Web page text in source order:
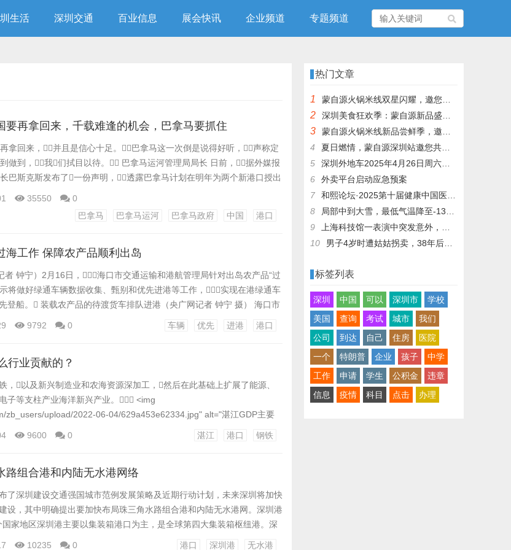
生活 深圳交通 百业信息 展会快讯 企业频道 专题频道
要再拿回来，千载难逢的机会，巴拿马要抓住
拿回来，并且是信心十足。巴拿马这一次倒是说得好听，声称定
做到，我们拭目以待。 巴拿马运河管理局局长 日前，据外媒报
巴斯克斯发布了一份声明，透露巴拿马计划在明年为两个新港口授出
运营。据他表示，目前有多家企业对该项目表现了浓厚兴趣，
35550
0
巴拿马
巴拿马运河 巴拿马政府 中国 港口
海工作 保障农产品顺利出岛
者 钟宁）2月16日，海口市交通运输和港航管理局针对出岛农产品“过
将做好绿通车辆数据收集、甄别和优先进港等工作，实现在港绿通车
登船。 装载农产品的待渡货车排队进港（央广网记者 钟宁 摄） 海口市
员、副局长赵勇介绍，今年春运以来，海口新海港、秀英港、铁
9792 0 车辆 优先 进港 港口
行业贡献的？
，以及新兴制造业和农海资源深加工，然后在此基础上扩展了能源、
子等支柱产业海洋新兴产业。 ˂img
zb_users/upload/2022-06-04/629a453e62334.jpg" alt="湛江GDP主要
产业？"˃ 1：石化和钢铁石化领域，中石油、中石化、中海油、中科
9600 0 湛江 港口 钢铁
路组合港和内陆无水港网络
了深圳建设交通强国城市范例发展策略及近期行动计划，未来深圳将加快
设，其中明确提出要加快布局珠三角水路组合港和内陆无水港网。深圳港
家地区深圳港主要以集装箱港口为主，是全球第四大集装箱枢纽港。深
大集装...
10235 0 港口 深圳港 无水港
热门文章
1 蒙自源火锅米线双星闪耀，邀您共享辣爽夏日盛宴！
2 深圳美食狂欢季：蒙自源新品盛宴邀您品尝
3
蒙自源火锅米线新品尝鲜季，邀您共享味蕾盛宴！
4
夏日燃情，蒙自源深圳站邀您共赴美食盛宴！
5
深圳外地车2025年4月26日周六限行吗
6
外卖平台启动应急预案
7
和熙论坛·2025第十届健康中国医药连锁发展论坛在泰州举办
8
局部中到大雪，最低气温降至-13℃，济南今冬的第一场雪，或跟去年同一时间！
9
上海科技馆一表演中突发意外，机器人从高处坠落摔毁
10
男子4岁时遭姑姑拐卖，38年后终回家认亲！聋哑父母苦寻多年，母亲已抱憾离世丨红星寻人
标签列表
深圳 中国 可以 深圳市
学校
美国
查询 考试 城市
我们
公司
到达 自己 住房
医院
一个
特朗普 企业 孩子
中学
工作
申请 学生 公积金
违章
信息
疫情 科目 点击 办理